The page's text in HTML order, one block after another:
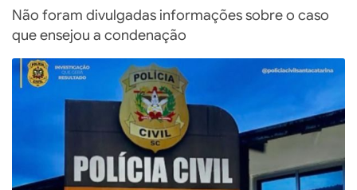
Não foram divulgadas informações sobre o caso
que ensejou a condenação